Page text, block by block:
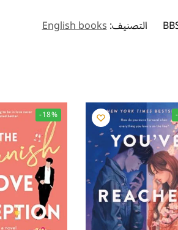
التصنيف:English books
-18%